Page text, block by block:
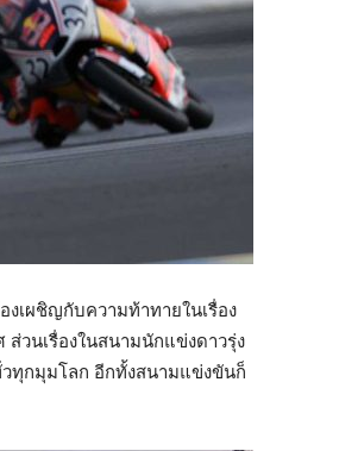
เผชิญกับความท้าทายในเรื่อง
วนเรื่องในสนามนักแข่งดาวรุ่ง
ทุกมุมโลก อีกทั้งสนามแข่งขันก็